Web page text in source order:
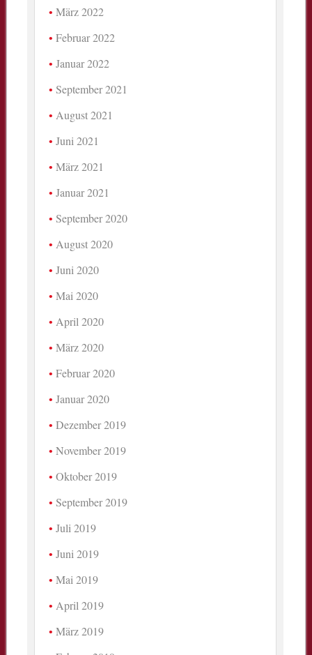
März 2022
Februar 2022
Januar 2022
September 2021
August 2021
Juni 2021
März 2021
Januar 2021
September 2020
August 2020
Juni 2020
Mai 2020
April 2020
März 2020
Februar 2020
Januar 2020
Dezember 2019
November 2019
Oktober 2019
September 2019
Juli 2019
Juni 2019
Mai 2019
April 2019
März 2019